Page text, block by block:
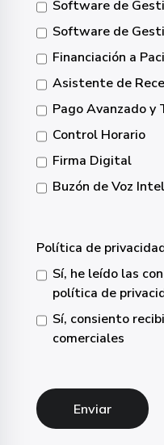
Software de
Software de
Financiación a
Asistente de
Pago Avanzado y
Control Horario
Firma Digital
Buzón de Voz
Política de
Sí, he leído las
política de
Sí, consiento
comerciales
Enviar